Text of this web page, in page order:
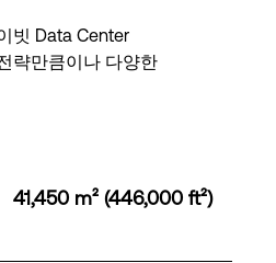
빗 Data Center
략만큼이나 다양한
41,450 m² (446,000 ft²)